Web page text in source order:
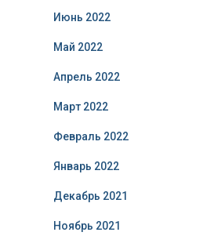
Июнь 2022
Май 2022
Апрель 2022
Март 2022
Февраль 2022
Январь 2022
Декабрь 2021
Ноябрь 2021